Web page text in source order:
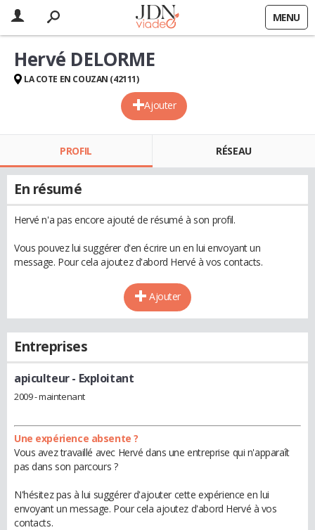
MENU
Ajouter
Hervé DELORME
LA COTE EN COUZAN (42111)
PROFIL RÉSEAU
En résumé
Hervé n'a pas encore ajouté de résumé à son profil.
Vous pouvez lui suggérer d'en écrire un en lui envoyant un
message. Pour cela ajoutez d'abord Hervé à vos contacts.
Ajouter
Entreprises
apiculteur- Exploitant
2009 - maintenant
Une expérience absente ?
Vous avez travaillé avec Hervé dans une entreprise qui n'apparaît
pas dans son parcours ?
N'hésitez pas à lui suggérer d'ajouter cette expérience en lui
envoyant un message. Pour cela ajoutez d'abord Hervé à vos
contacts.